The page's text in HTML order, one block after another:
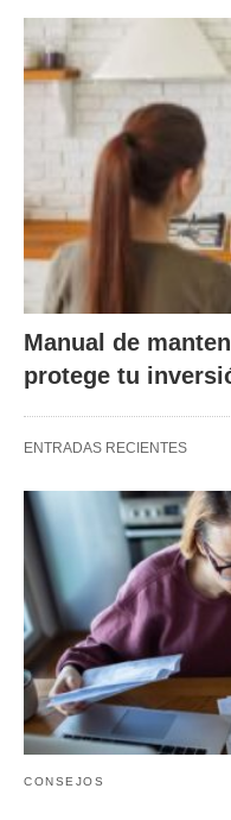
Manual de
protege tu
ENTRADAS RECIENTES
CONSEJOS